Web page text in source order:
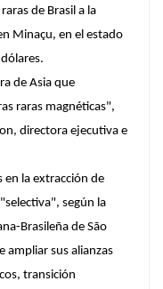
de Brasil a la
Minaçu, en el estado
de Asia que
raras magnéticas",
directora ejecutiva e
en la extracción de
según la
Brasileña de São
ampliar sus alianzas
transición